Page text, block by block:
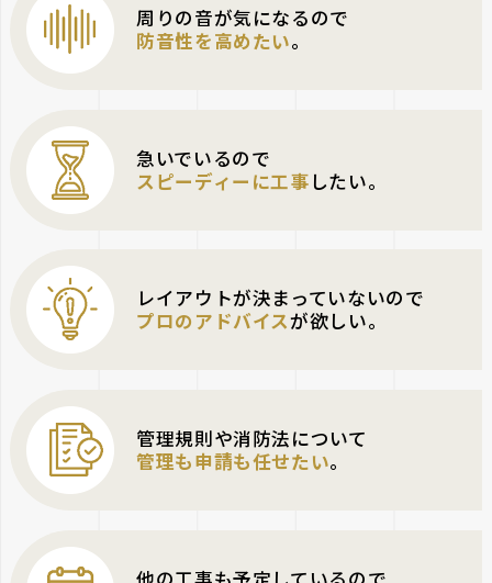
周りの音が気になるので
防音性を高めたい。
急いでいるので
スピーディーに工事 したい。
レイアウトが決まっていないので
プロのアドバイスが欲しい。
管理規則や消防法について
管理も申請も任せたい。